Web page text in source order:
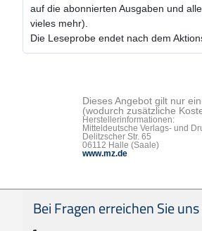
auf die abonnierten Ausgaben und
vieles mehr).
Die Leseprobe endet nach dem
Dieses Angebot gilt nur
(wodurch zusätzliche
Herstellerinformationen:
Mitteldeutsche Verlags- und
Delitzscher Str. 65
06112 Halle (Saale)
www.mz.de
Seitenfußbereich
Bei Fragen erreichen Sie